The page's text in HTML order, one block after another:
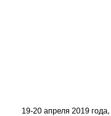
19-20 апреля 2019